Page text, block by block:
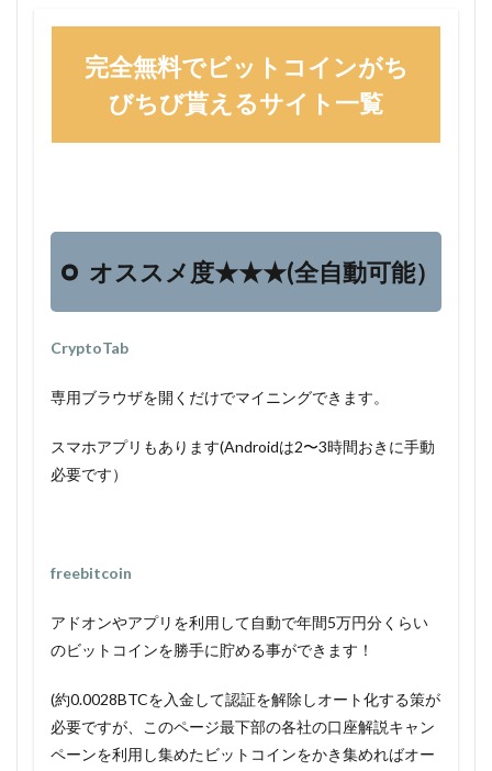
完全無料でビットコインがち
びちび貰えるサイト一覧
オススメ度★★★(全自動可能）
CryptoTab
専用ブラウザを開くだけでマイニングできます。
スマホアプリもあります(Androidは2〜3時間おきに手動
必要です）
freebitcoin
アドオンやアプリを利用して自動で年間5万円分くらい
のビットコインを勝手に貯める事ができます！
(約0.0028BTCを入金して認証を解除しオート化する策が
必要ですが、このページ最下部の各社の口座解説キャン
ペーンを利用し集めたビットコインをかき集めればオー